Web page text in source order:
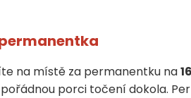
na místě za permanentku na
porci točení dokola.